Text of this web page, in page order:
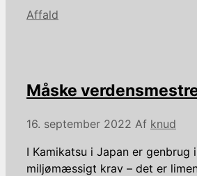
Kategorier
Affald
Måske
16. september 2022 Af knud
I Kamikatsu i Japan er genbrug
miljømæssigt krav – det er